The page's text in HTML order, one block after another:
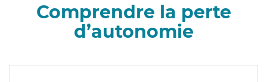
Comprendre la perte
d’autonomie